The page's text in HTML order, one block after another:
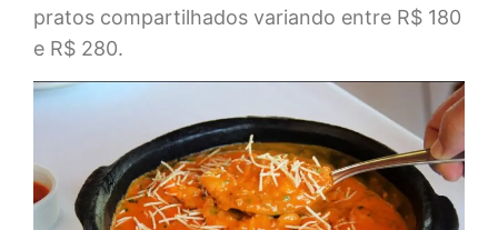
pratos compartilhados variando entre R$ 180
e R$ 280.